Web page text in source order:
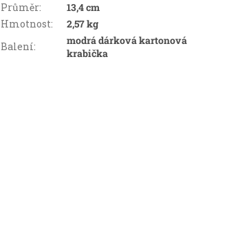
Průměr:
13,4 cm
Hmotnost:
2,57 kg
Balení:
modrá dárková kartonová
krabička